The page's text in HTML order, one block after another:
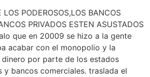
LOS PODEROSOS,LOS BANCOS
PRIVADOS ESTEN ASUSTADOS
que en 20009 se hizo a la gente
acabar con el monopolio y la
dinero por parte de los estados
y bancos comerciales. traslada el